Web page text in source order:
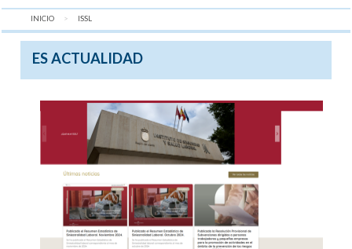
INICIO AQUÍ:
ISSL
ES ACTUALIDAD